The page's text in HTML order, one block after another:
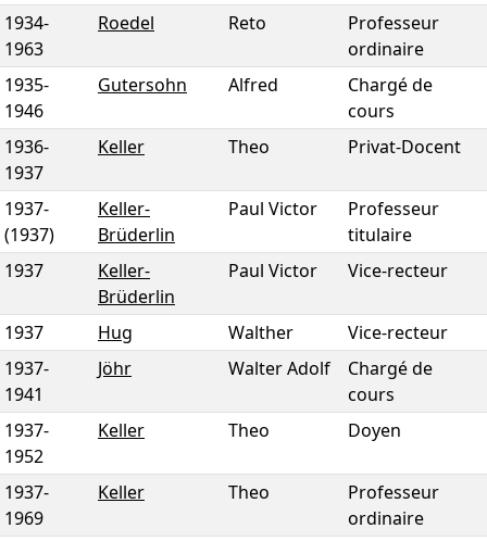
1934-
1963
Roedel Reto
Professeur
ordinaire
1935-
1946
Gutersohn Alfred
Chargé de
cours
1936-
1937
Keller Theo Privat-Docent
1937-
(1937)
Keller-
Brüderlin
Paul Victor
Professeur
titulaire
1937
Keller-
Brüderlin
Paul Victor Vice-recteur
1937 Hug Walther
Vice-recteur
1937-
1941
Jöhr Walter Adolf
Chargé de
cours
1937-
1952
Keller Theo Doyen
1937-
1969
Keller Theo
Professeur
ordinaire